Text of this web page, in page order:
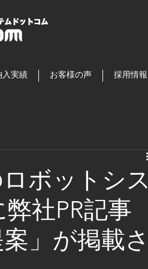
入実績 お客様の声 採用情報
ボットシス
社PR記事
」が掲載さ